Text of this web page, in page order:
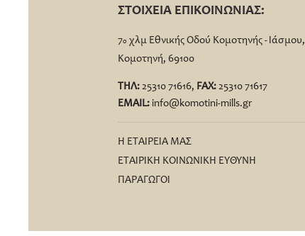
ΣΤΟΙΧΕΙΑ ΕΠΙΚΟΙΝΩΝΙΑΣ:
7ο χλμ Εθνικής Οδού Κομοτηνής - Ιάσμου,
Κομοτηνή, 69100
ΤΗΛ:25310 71616, FΑΧ:25310 71617
EMAIL: info@komotini-mills.gr
Η ΕΤΑΙΡΕΙΑ ΜΑΣ
ΕΤΑΙΡΙΚΗ ΚΟΙΝΩΝΙΚΗ ΕΥΘΥΝΗ
ΠΑΡΑΓΩΓΟΙ